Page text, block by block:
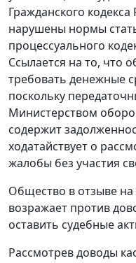
Гражданского
нарушены нормы
процессуального
Ссылается на то, что
требовать денежные
поскольку
Министерством
содержит
ходатайствует о
жалобы без участия
Общество в отзыве
возражает против
оставить судебные
Рассмотрев доводы